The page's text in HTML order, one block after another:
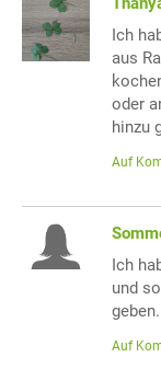
Ich
aus
oder
hinzu
Auf
Ich
und
Auf